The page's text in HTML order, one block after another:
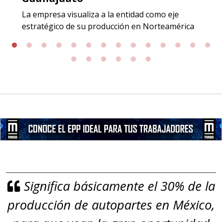
Especificaciones:
Incluyendo grado 304. Requisitos:
Empresa en Jalisco
GRAFITO LAMINADO EN
ROLLO
Especificaciones:
Requisitos: Garantizar composición
La empresa visualiza a la entidad como eje
estratégico de su producción en Norteamérica
Significa básicamente el 30% de la
producción de autopartes en México,